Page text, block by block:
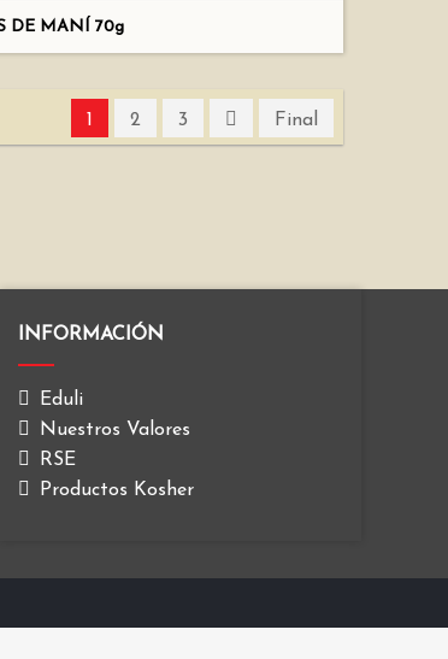
DE MANÍ 70g
1 2 3 Final
INFORMACIÓN
Eduli
Nuestros Valores
RSE
Productos Kosher